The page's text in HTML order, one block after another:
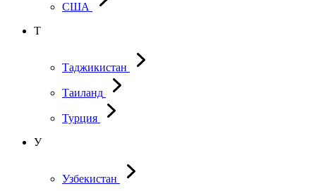
США
Т
Таджикистан
Таиланд
Турция
У
Узбекистан